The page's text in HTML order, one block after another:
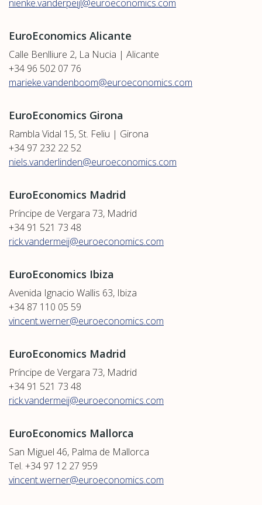
nienke.vanderpeijl@euroeconomics.com
EuroEconomics Alicante
Calle Benlliure 2, La Nucia | Alicante
+34 96 502 07 76
marieke.vandenboom@euroeconomics.com
EuroEconomics Girona
Rambla Vidal 15, St. Feliu | Girona
+34 97 232 22 52
niels.vanderlinden@euroeconomics.com
EuroEconomics Madrid
Príncipe de Vergara 73, Madrid
+34 91 521 73 48
rick.vandermeij@euroeconomics.com
EuroEconomics Ibiza
Avenida Ignacio Wallis 63, Ibiza
+34 87 110 05 59
vincent.werner@euroeconomics.com
EuroEconomics Madrid
Príncipe de Vergara 73, Madrid
+34 91 521 73 48
rick.vandermeij@euroeconomics.com
EuroEconomics Mallorca
San Miguel 46, Palma de Mallorca
Tel. +34 97 12 27 959
vincent.werner@euroeconomics.com